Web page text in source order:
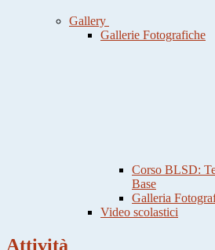
Gallery
Gallerie Fotografiche
Corso BLSD:
Base
Galleria
Video scolastici
Attività